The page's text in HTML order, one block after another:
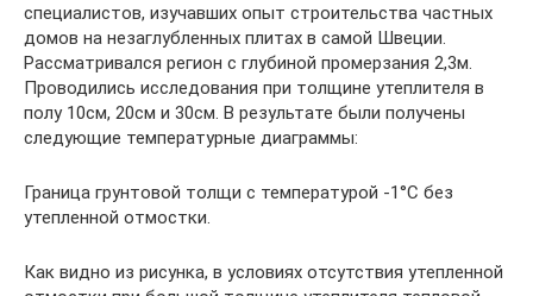
специалистов, изучавших опыт строительства частных
домов на незаглубленных плитах в самой Швеции.
Рассматривался регион с глубиной промерзания 2,3м.
Проводились исследования при толщине утеплителя в
полу 10см, 20см и 30см. В результате были получены
следующие температурные диаграммы:
Граница грунтовой толщи с температурой -1°С без
утепленной отмостки.
Как видно из рисунка, в условиях отсутствия утепленной